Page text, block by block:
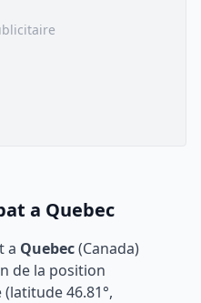
a Quebec
a Quebec(Canada)
de la position
(latitude46.81°,